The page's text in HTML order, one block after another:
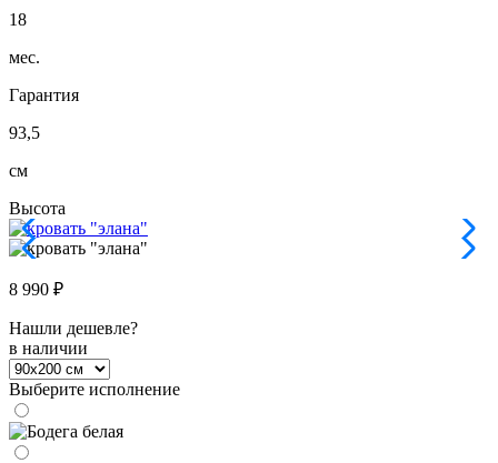
18
мес.
Гарантия
93,5
см
Высота
8 990 ₽
Нашли дешевле?
в наличии
Выберите исполнение